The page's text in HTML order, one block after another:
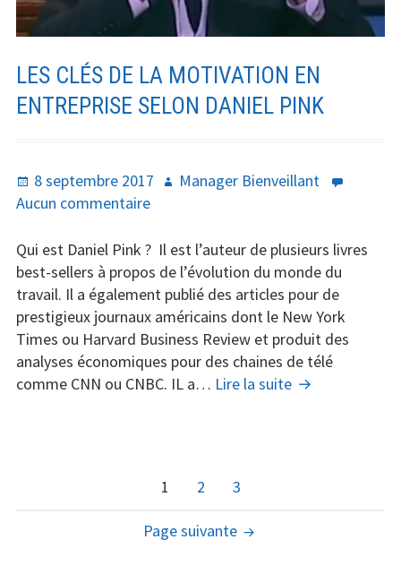
LES CLÉS DE LA MOTIVATION EN
ENTREPRISE SELON DANIEL PINK
Publié
le
8 septembre 2017 Auteur
Manager Bienveillant
Aucun commentairesur
clés
de
la
motivation
en
entreprise
selon
Qui est Daniel Pink ? Il est l’auteur de plusieurs livres
best-sellers à propos de l’évolution du monde du
travail. Il a également publié des articles pour de
prestigieux journaux américains dont le New York
Times ou Harvard Business Review et produit des
analyses économiques pour des chaines de télé
comme CNN ou CNBC. IL a… Lire la suite Les
entreprise
DES
PUBLICATIONS
Page
1 Page
2 Page
3
Page suivante